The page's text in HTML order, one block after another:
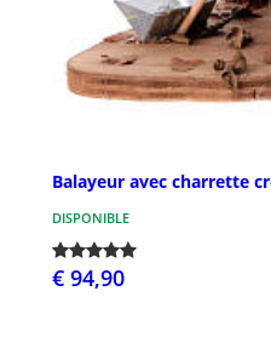
Balayeur avec charrette
DISPONIBLE
€ 94,90